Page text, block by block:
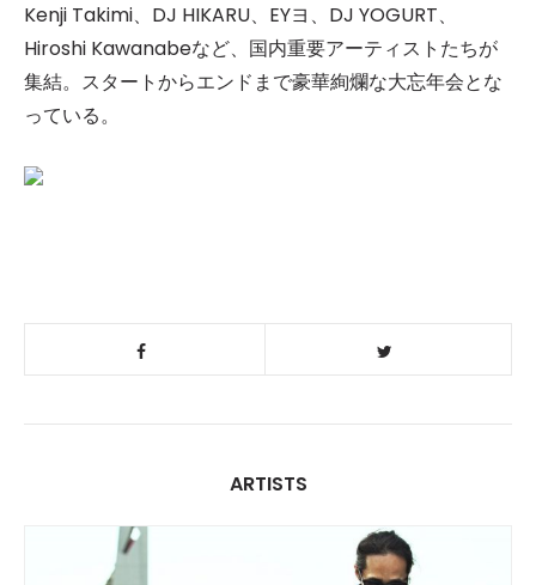
Kenji Takimi、DJ HIKARU、EYヨ、DJ YOGURT、
Hiroshi Kawanabeなど、国内重要アーティストたちが
集結。スタートからエンドまで豪華絢爛な大忘年会とな
っている。
ARTISTS